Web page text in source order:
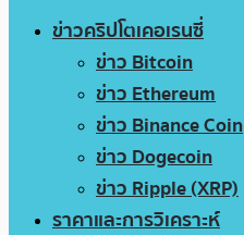
ข่าวคริปโตเคอเรนซี่
ข่าว Bitcoin
ข่าว Ethereum
ข่าว Binance Coin
ข่าว Dogecoin
ข่าว Ripple (XRP)
ราคาและการวิเคราะห์